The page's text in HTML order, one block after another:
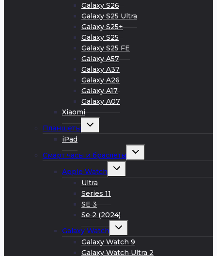
Galaxy S26
Galaxy S25 Ultra
Galaxy S25+
Galaxy S25
Galaxy S25 FE
Galaxy A57
Galaxy A37
Galaxy A26
Galaxy A17
Galaxy A07
Xiaomi
Планшеты
Развернуть
iPad
Смарт часы и браслеты
Развернуть
Apple Watch
Развернуть
Ultra
Series 11
SE 3
Se 2 (2024)
Galaxy Watch
Развернуть
меню
Galaxy Watch 9
Galaxy Watch Ultra 2